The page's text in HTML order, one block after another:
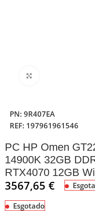
PN:9R407EA
REF: 197961961546
PC HP Omen
14900K 32GB
RTX4070 12GB
3567,65€
Esgotado